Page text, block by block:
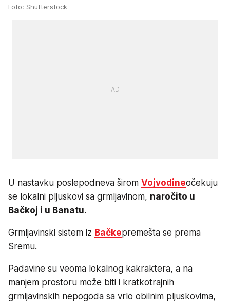
Foto: Shutterstock
U nastavku poslepodneva širom Vojvodineočekuju
se lokalni pljuskovi sa grmljavinom, naročito u
Bačkoj i u Banatu.
Grmljavinski sistem iz Bačkepremešta se prema
Sremu.
Padavine su veoma lokalnog kakraktera, a na
manjem prostoru može biti i kratkotrajnih
grmljavinskih nepogoda sa vrlo obilnim pljuskovima,